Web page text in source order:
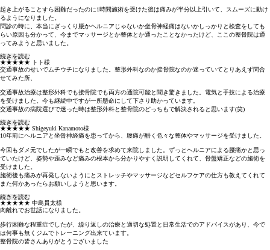
起き上がることすら困難だったのに1時間施術を受けた後は痛みが半分以上引いて、スムーズに動け
るようになりました。
問診の時に、本当にぎっくり腰かヘルニアじゃないか坐骨神経痛はないかしっかりと検査をしても
らい原因も分かって、今までマッサージとか整体とか通ったことなかったけど、ここの整骨院は通
ってみようと思いました。
続きを読む
★★★★★
トト様
交通事故のせいでムチウチになりました。整形外科なのか接骨院なのか迷っていてとりあえず問合
せてみた所、
交通事故治療は整形外科でも接骨院でも両方の通院可能と聞き驚きました。電気と手技による治療
を受けました。今も継続中ですが一所懸命にして下さり助かっています。
交通事故の病院選びで迷った時は整形外科と整骨院のどっちもで解決されると思います(笑)
続きを読む
★★★★★ Shigeyuki Kanamoto様
10年前にヘルニアと坐骨神経痛を患ってから、腰痛が酷く色々な整体やマッサージを受けました。
今回もダメ元でしたが一瞬でもと改善を求めて来院しました。ずっとヘルニアによる腰痛かと思っ
ていたけど、姿勢や歪みなど痛みの根本から分かりやすく説明してくれて、骨盤矯正などの施術を
受けました。
施術後も痛みが再発しないようにとストレッチやマッサージなどセルフケアの仕方も教えてくれて
また何かあったらお願いしようと思います。
続きを読む
★★★★★ 中島貫太様
肉離れでお世話になりました。
歩行困難な程重症でしたが、繰り返しの治療と適切な処置と日常生活でのアドバイスがあり、今で
は何事も無くジムでトレーニング出来ています。
整骨院の皆さんありがとうございました